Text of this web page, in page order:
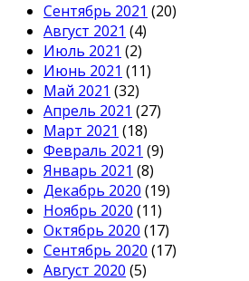
Сентябрь 2021 (20)
Август 2021 (4)
Июль 2021 (2)
Июнь 2021 (11)
Май 2021 (32)
Апрель 2021 (27)
Март 2021 (18)
Февраль 2021 (9)
Январь 2021 (8)
Декабрь 2020 (19)
Ноябрь 2020 (11)
Октябрь 2020 (17)
Сентябрь 2020 (17)
Август 2020 (5)